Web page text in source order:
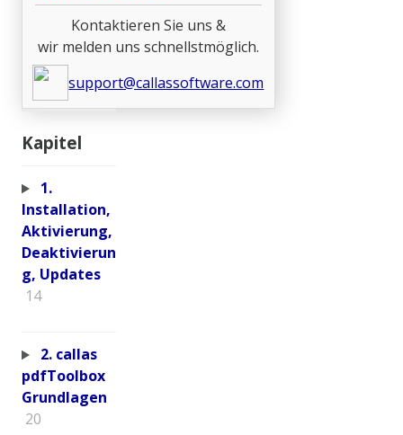
Kontaktieren Sie uns &
wir melden uns schnellstmöglich.
support@callassoftware.com
Kapitel
1.
Installation,
Aktivierung,
Deaktivierun
g, Updates
14
2. callas
pdfToolbox
Grundlagen
20